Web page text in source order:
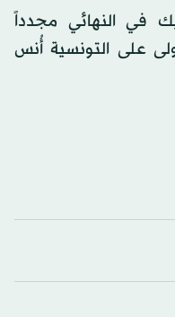
في النهائي مجدداً
على التونسية أُنس